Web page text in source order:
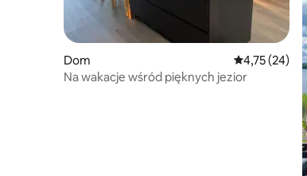
Dom Średnia
4,75 (24)
Na wakacje wśród pięknych jezior